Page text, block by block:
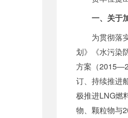
一、关于
为贯彻落
划》《水污染
方案（2015—
订、持续推进
极推进LNG燃
物、颗粒物与